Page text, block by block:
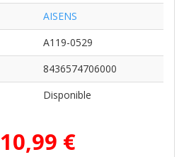
AISENS
A119-0529
8436574706000
Disponible
10,99 €